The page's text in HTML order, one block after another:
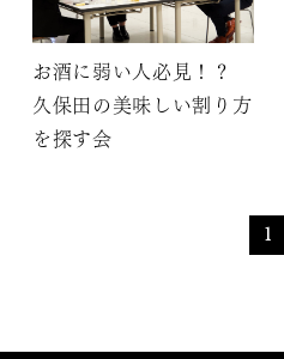
お酒に弱い人必見！？
久保田の美味しい割り方
を探す会
1